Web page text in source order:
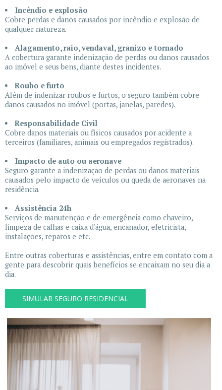
Incêndio e explosão
Cobre perdas e danos causados por incêndio e explosão de
qualquer natureza.
Alagamento, raio, vendaval, granizo e tornado
A cobertura garante indenização de perdas ou danos causados
ao imóvel e seus bens, diante destes incidentes.
Roubo e furto
Além de indenizar roubos e furtos, o seguro também cobre
danos causados no imóvel (portas, janelas, paredes).
Responsabilidade Civil
Cobre danos materiais ou físicos causados por acidente a
terceiros (familiares, animais ou empregados registrados).
Impacto de auto ou aeronave
Seguro garante a indenização de perdas ou danos materiais
causados pelo impacto de veículos ou queda de aeronaves na
residência.
Assistência 24h
Serviços de manutenção e de emergência como chaveiro,
limpeza de calhas e caixa d'água, encanador, eletricista,
instalações, reparos e etc.
Entre outras coberturas e assistências, entre em contato com a
gente para descobrir quais benefícios se encaixam no seu dia a
dia.
SIMULAR SEGURO RESIDENCIAL